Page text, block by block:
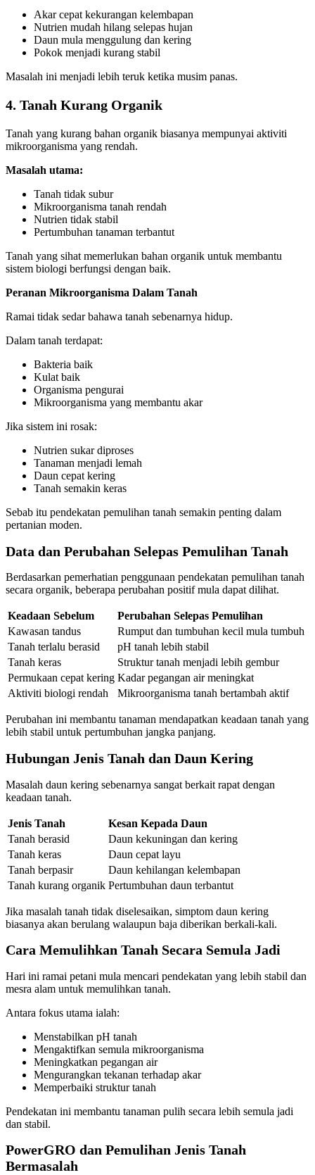
Akar cepat kekurangan kelembapan
Nutrien mudah hilang selepas hujan
Daun mula menggulung dan kering
Pokok menjadi kurang stabil
Masalah ini menjadi lebih teruk ketika musim panas.
4. Tanah Kurang Organik
Tanah yang kurang bahan organik biasanya mempunyai aktiviti
mikroorganisma yang rendah.
Masalah utama:
Tanah tidak subur
Mikroorganisma tanah rendah
Nutrien tidak stabil
Pertumbuhan tanaman terbantut
Tanah yang sihat memerlukan bahan organik untuk membantu
sistem biologi berfungsi dengan baik.
Peranan Mikroorganisma Dalam Tanah
Ramai tidak sedar bahawa tanah sebenarnya hidup.
Dalam tanah terdapat:
Bakteria baik
Kulat baik
Organisma pengurai
Mikroorganisma yang membantu akar
Jika sistem ini rosak:
Nutrien sukar diproses
Tanaman menjadi lemah
Daun cepat kering
Tanah semakin keras
Sebab itu pendekatan pemulihan tanah semakin penting dalam
pertanian moden.
Data dan Perubahan Selepas Pemulihan Tanah
Berdasarkan pemerhatian penggunaan pendekatan pemulihan tanah
secara organik, beberapa perubahan positif mula dapat dilihat.
Keadaan Sebelum
Perubahan Selepas Pemulihan
Kawasan tandus
Rumput dan tumbuhan kecil mula tumbuh
Tanah terlalu berasid
pH tanah lebih stabil
Tanah keras
Struktur tanah menjadi lebih gembur
Permukaan cepat kering Kadar pegangan air meningkat
Aktiviti biologi rendah
Mikroorganisma tanah bertambah aktif
Perubahan ini membantu tanaman mendapatkan keadaan tanah yang
lebih stabil untuk pertumbuhan jangka panjang.
Hubungan Jenis Tanah dan Daun Kering
Masalah daun kering sebenarnya sangat berkait rapat dengan
keadaan tanah.
Jenis Tanah
Kesan Kepada Daun
Tanah berasid
Daun kekuningan dan kering
Tanah keras
Daun cepat layu
Tanah berpasir
Daun kehilangan kelembapan
Tanah kurang organik Pertumbuhan daun terbantut
Jika masalah tanah tidak diselesaikan, simptom daun kering
biasanya akan berulang walaupun baja diberikan berkali-kali.
Cara Memulihkan Tanah Secara Semula Jadi
Hari ini ramai petani mula mencari pendekatan yang lebih stabil dan
mesra alam untuk memulihkan tanah.
Antara fokus utama ialah:
Menstabilkan pH tanah
Mengaktifkan semula mikroorganisma
Meningkatkan pegangan air
Mengurangkan tekanan terhadap akar
Memperbaiki struktur tanah
Pendekatan ini membantu tanaman pulih secara lebih semula jadi
dan stabil.
PowerGRO dan Pemulihan Jenis Tanah
Bermasalah